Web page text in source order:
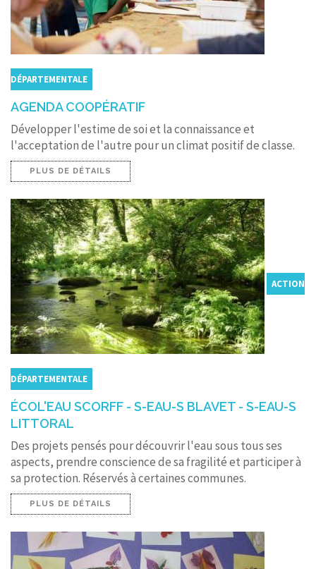
DÉPARTEMENTALE
AGENDA COOPÉRATIF
Développer l'estime de soi et la connaissance et
l'acceptation de l'autre pour un climat positif de classe.
PLUS DE DÉTAILS
ACTION
DÉPARTEMENTALE
ÉCOL'EAU SCORFF - S-EAU-S BLAVET - S-EAU-S
LITTORAL
Des projets pensés pour découvrir l'eau sous tous ses
aspects, prendre conscience de sa fragilité et participer à
sa protection. Réservés à certaines communes.
PLUS DE DÉTAILS